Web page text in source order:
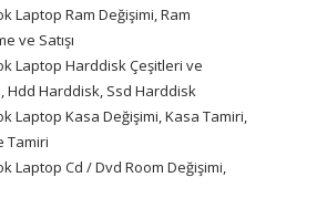
Laptop Ram Değişimi, Ram
ve Satışı
Laptop Harddisk Çeşitleri ve
Hdd Harddisk, Ssd Harddisk
Laptop Kasa Değişimi, Kasa Tamiri,
Tamiri
Laptop Cd / Dvd Room Değişimi,